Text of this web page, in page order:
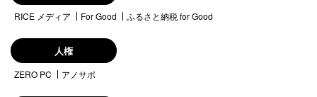
RICE メディア For Good ふるさと納税 for Good
人権
ZERO PC アノサポ